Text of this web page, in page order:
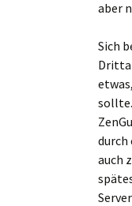
aber
Sich
durch
auch